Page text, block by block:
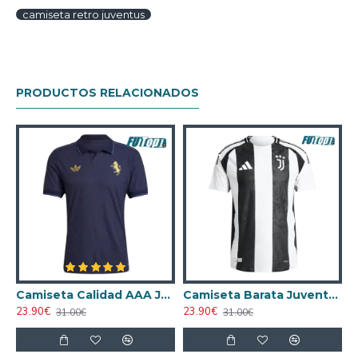
camiseta retro juventus
PRODUCTOS RELACIONADOS
Camiseta Calidad AAA Juventus Third Tercera Equipación 2024/25 Versión Jugador
23.90€ 31.00€
Camiseta Barata Juventus Home 2024/25 Versión Jugador
23.90€ 31.00€